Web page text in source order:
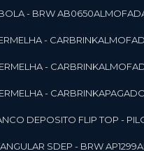
BOLA - BRW AB0650
- CARBRINK
- CARBRINK
- CARBRINK
DEPOSITO FLIP TOP -
SDEP - BRW AP1299